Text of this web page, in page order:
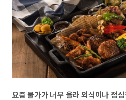
요즘 물가가 너무 올라 외식이나 점